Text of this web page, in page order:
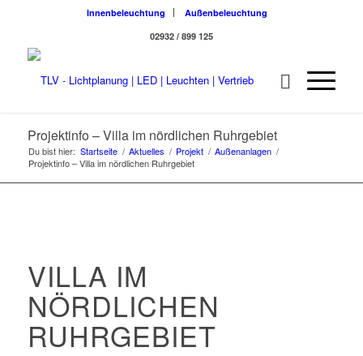
Innenbeleuchtung
Außenbeleuchtung
02932 / 899 125
Projektinfo – Villa im nördlichen Ruhrgebiet
Du bist hier: Startseite / Aktuelles / Projekt / Außenanlagen /
Projektinfo – Villa im nördlichen Ruhrgebiet
VILLA IM
NÖRDLICHEN
RUHRGEBIET